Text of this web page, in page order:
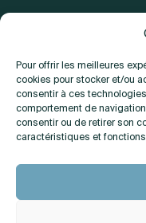
Pour offrir les meilleures
cookies pour stocker et/ou
consentir à ces
comportement de
consentir ou de retirer son
caractéristiques et fonctions.